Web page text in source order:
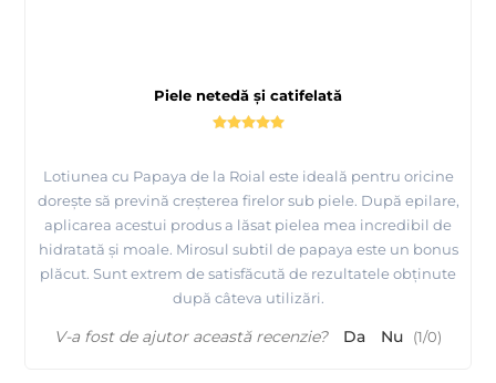
Piele netedă și catifelată
Lotiunea cu Papaya de la Roial este ideală pentru oricine
dorește să prevină creșterea firelor sub piele. După epilare,
aplicarea acestui produs a lăsat pielea mea incredibil de
hidratată și moale. Mirosul subtil de papaya este un bonus
plăcut. Sunt extrem de satisfăcută de rezultatele obținute
după câteva utilizări.
V-a fost de ajutor această recenzie? Da Nu (1/0)